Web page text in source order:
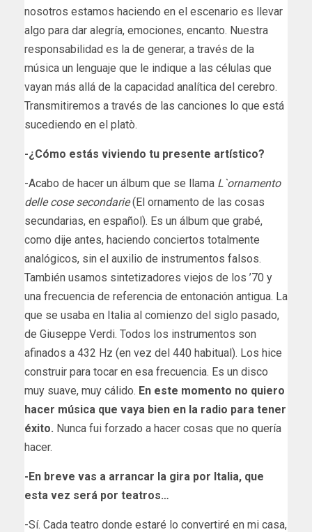
nosotros estamos haciendo en el escenario es llevar
algo para dar alegría, emociones, encanto. Nuestra
responsabilidad es la de generar, a través de la
música un lenguaje que le indique a las células que
vayan más allá de la capacidad analítica del cerebro.
Transmitiremos a través de las canciones lo que está
sucediendo en el platò.
-¿Cómo estás viviendo tu presente artístico?
-Acabo de hacer un álbum que se llama L`ornamento
delle cose sec​ondarie(El ornamento de las cosas
secundarias, en español). Es un álbum que grabé,
como dije antes, haciendo conciertos totalmente
analógicos, sin el auxilio de instrumentos falsos.
También usamos sintetizadores viejos de los ’70 y
una frecuencia de referencia de entonación antigua. La
que se usaba en Italia al comienzo del siglo pasado,
de Giuseppe Verdi. Todos los instrumentos son
afinados a 432 Hz (en vez del 440 habitual). Los hice
construir para toca​r en esa frecuencia. Es un disco
muy suave, muy cálido. En este momento no quiero
hacer música que vaya bien en la radio para tener
éxito. Nunca fui forzado a hacer cosas que no quería
hacer.
-En breve vas a arrancar la gira por Italia, que
esta vez será por teatros…
-Sí. Cada teatro donde estaré lo convertiré en mi casa,